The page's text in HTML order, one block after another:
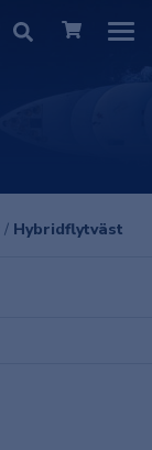
/ Hybridflytväst